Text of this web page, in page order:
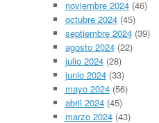
noviembre 2024(46)
octubre 2024(45)
septiembre 2024(39)
agosto 2024(22)
julio 2024(28)
junio 2024(33)
mayo 2024(56)
abril 2024(45)
marzo 2024(43)